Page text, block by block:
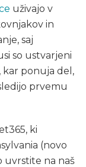
uživajo v
in
saj
so ustvarjeni
kar ponuja del,
prvemu
ki
(novo
uvrstite na naš